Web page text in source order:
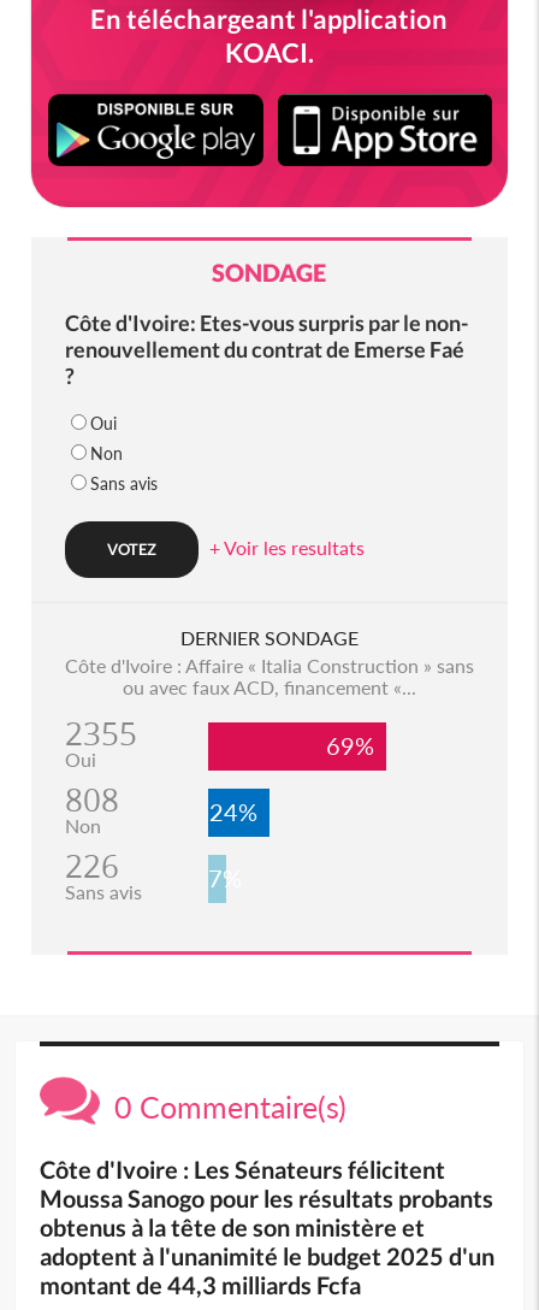
En téléchargeant l'application
KOACI.
SONDAGE
Côte d'Ivoire: Etes-vous surpris par le non-
renouvellement du contrat de Emerse Faé
?
Oui
Non
Sans avis
+ Voir les resultats
DERNIER SONDAGE
Côte d'Ivoire : Affaire « Italia Construction » sans
ou avec faux ACD, financement «...
2355
Oui 69%
808
Non 24%
226
Sans avis 7%
0 Commentaire(s)
Côte d'Ivoire : Les Sénateurs félicitent
Moussa Sanogo pour les résultats probants
obtenus à la tête de son ministère et
adoptent à l'unanimité le budget 2025 d'un
montant de 44,3 milliards Fcfa